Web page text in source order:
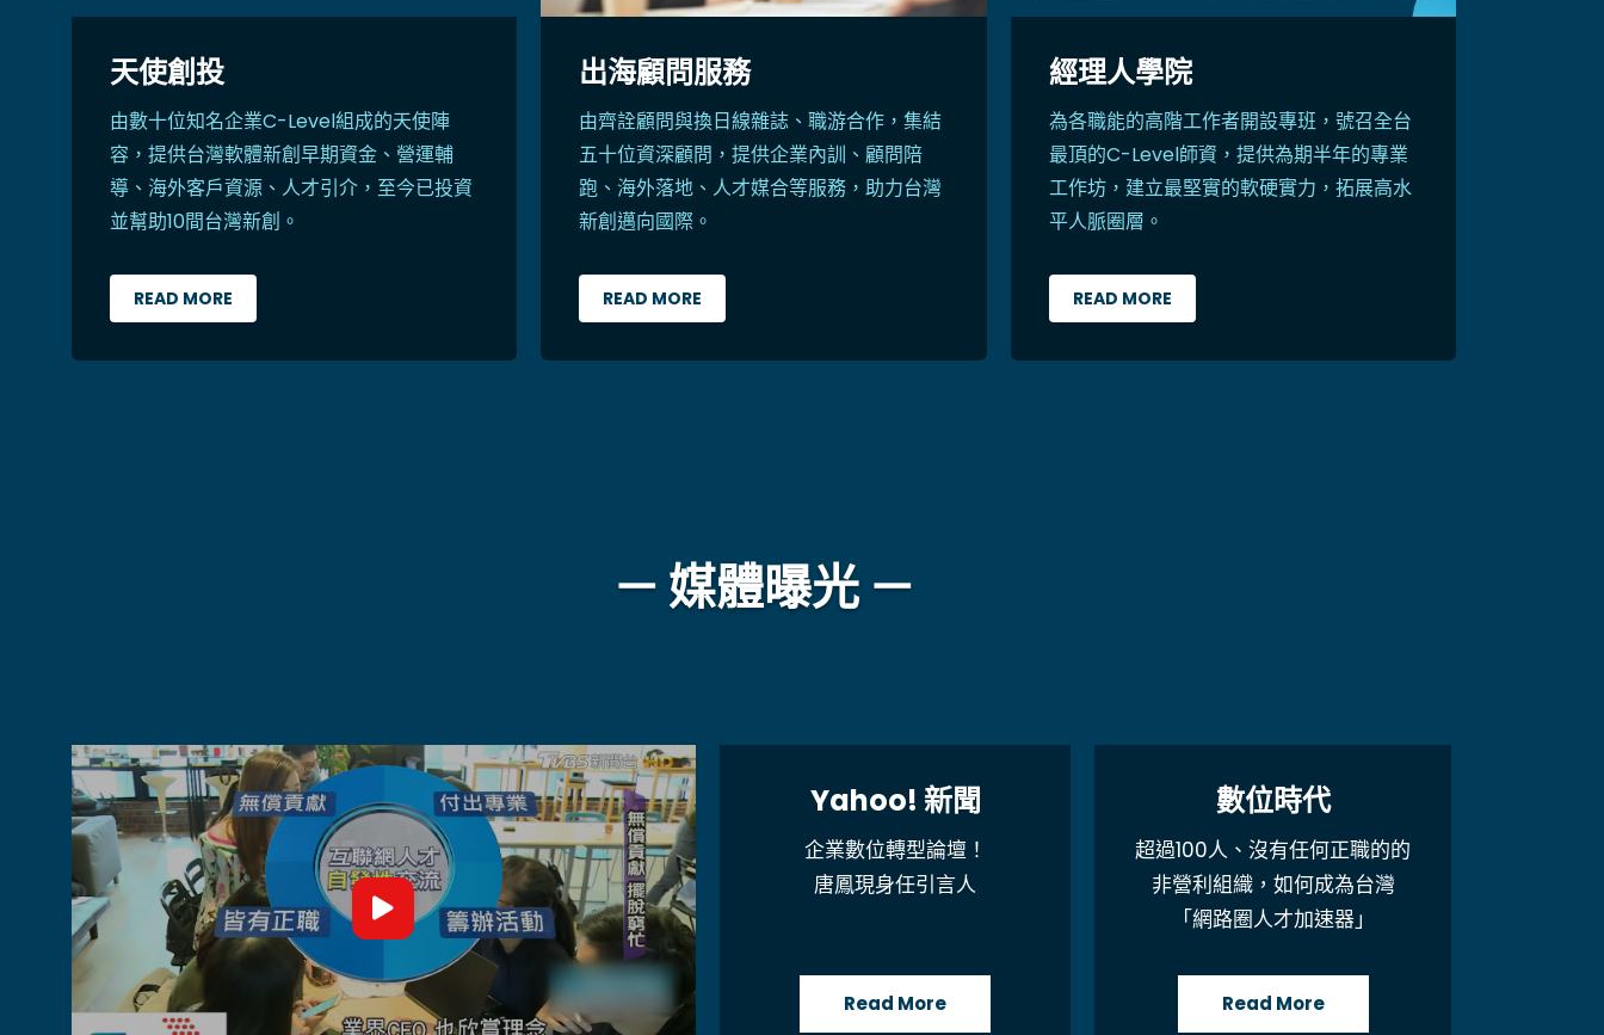
天使創投
由數十位知名企業C-Level組成的天使陣
容，提供台灣軟體新創早期資金、營運輔
導、海外客戶資源、人才引介，至今已投資
並幫助10間台灣新創。
READ MORE
出海顧問服務
由齊詮顧問與換日線雜誌、職游合作，集結
五十位資深顧問，提供企業內訓、顧問陪
跑、海外落地、人才媒合等服務，助力台灣
新創邁向國際。
READ MORE
經理人學院
為各職能的高階工作者開設專班，號召全台
最頂的C-Level師資，提供為期半年的專業
工作坊，建立最堅實的軟硬實力，拓展高水
平人脈圈層。
READ MORE
－ 媒體曝光 －
Yahoo! 新聞
企業數位轉型論壇！
唐鳳現身任引言人
Read More
數位時代
超過100人、沒有任何正職的的
非營利組織，如何成為台灣
「網路圈人才加速器」
Read More